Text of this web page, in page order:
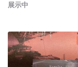
展示中